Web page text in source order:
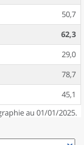
50,7
62,3
29,0
78,7
45,1
au 01/01/2025.